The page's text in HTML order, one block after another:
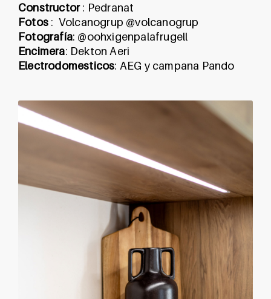
Constructor: Pedranat
Fotos : Volcanogrup @volcanogrup
Fotografía: @oohxigenpalafrugell
Encimera: Dekton Aeri
Electrodomesticos: AEG y campana Pando